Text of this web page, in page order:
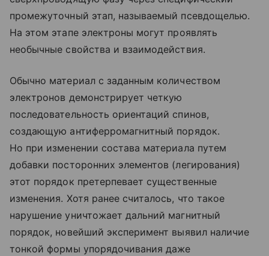
промежуточный этап, называемый псевдощелью.
На этом этапе электроны могут проявлять
необычные свойства и взаимодействия.
Обычно материал с заданным количеством
электронов демонстрирует четкую
последовательность ориентаций спинов,
создающую антиферромагнитный порядок.
Но при изменении состава материала путем
добавки посторонних элементов (легирования)
этот порядок претерпевает существенные
изменения. Хотя ранее считалось, что такое
нарушение уничтожает дальний магнитный
порядок, новейший эксперимент выявил наличие
тонкой формы упорядочивания даже